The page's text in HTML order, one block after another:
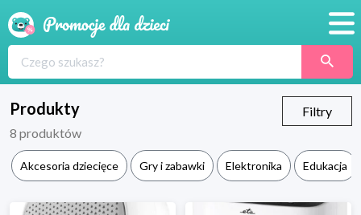
Blog
Produkty
Filtry
8 produktów
Akcesoria dziecięce Gry i zabawki Elektronika Edukacja